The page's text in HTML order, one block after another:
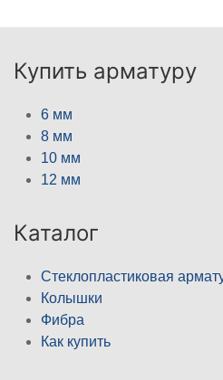
Купить арматуру
6 мм
8 мм
10 мм
12 мм
Каталог
Стеклопластиковая
Колышки
Фибра
Как купить